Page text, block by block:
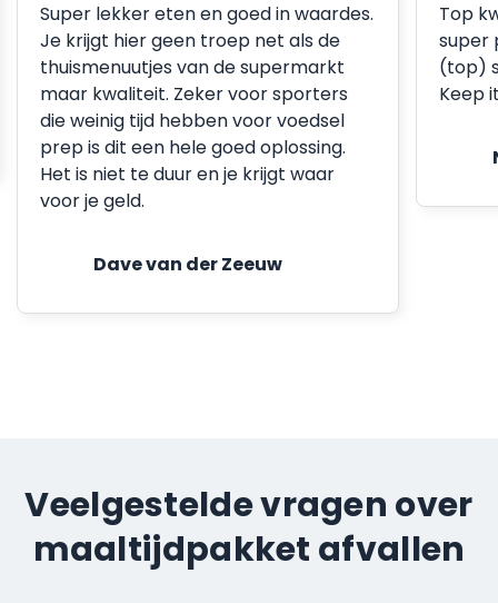
Super lekker eten en goed in waardes.
Je krijgt hier geen troep net als de
thuismenuutjes van de supermarkt
maar kwaliteit. Zeker voor sporters
die weinig tijd hebben voor voedsel
prep is dit een hele goed oplossing.
Het is niet te duur en je krijgt waar
voor je geld.
Dave van der Zeeuw
Top
super
(top)
Keep
Veelgestelde vragen over
maaltijdpakket afvallen